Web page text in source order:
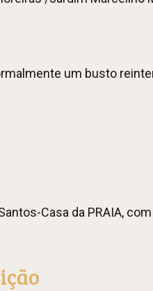
um busto
Casa da PRAIA,